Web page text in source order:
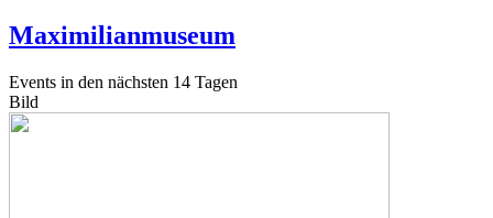
Maximilianmuseum
Events in den nächsten 14 Tagen
Bild